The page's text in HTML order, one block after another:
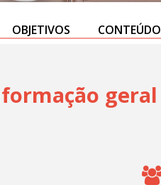
OBJETIVOS CONTEÚDO
geral